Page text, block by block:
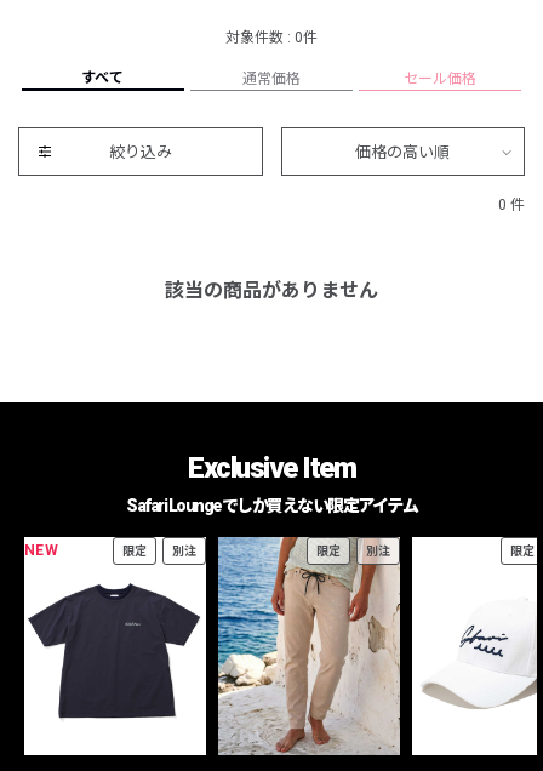
対象件数 : 0件
すべて 通常価格 セール価格
絞り込み 価格の高い順
0 件
該当の商品がありません
Exclusive Item
Safari Loungeでしか買えない限定アイテム
NEW 限定 別注 限定 別注 限定